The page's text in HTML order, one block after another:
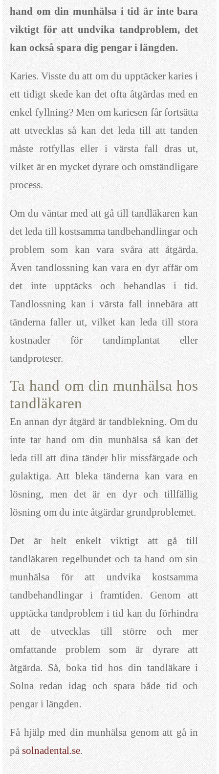
hand om din munhälsa i tid är inte bara
viktigt för att undvika tandproblem, det
kan också spara dig pengar i längden.
Karies. Visste du att om du upptäcker karies i
ett tidigt skede kan det ofta åtgärdas med en
enkel fyllning? Men om kariesen får fortsätta
att utvecklas så kan det leda till att tanden
måste rotfyllas eller i värsta fall dras ut,
vilket är en mycket dyrare och omständligare
process.
Om du väntar med att gå till tandläkaren kan
det leda till kostsamma tandbehandlingar och
problem som kan vara svåra att åtgärda.
Även tandlossning kan vara en dyr affär om
det inte upptäcks och behandlas i tid.
Tandlossning kan i värsta fall innebära att
tänderna faller ut, vilket kan leda till stora
kostnader för tandimplantat eller
tandproteser.
Ta hand om din munhälsa hos
tandläkaren
En annan dyr åtgärd är tandblekning. Om du
inte tar hand om din munhälsa så kan det
leda till att dina tänder blir missfärgade och
gulaktiga. Att bleka tänderna kan vara en
lösning, men det är en dyr och tillfällig
lösning om du inte åtgärdar grundproblemet.
Det är helt enkelt viktigt att gå till
tandläkaren regelbundet och ta hand om sin
munhälsa för att undvika kostsamma
tandbehandlingar i framtiden. Genom att
upptäcka tandproblem i tid kan du förhindra
att de utvecklas till större och mer
omfattande problem som är dyrare att
åtgärda. Så, boka tid hos din tandläkare i
Solna redan idag och spara både tid och
pengar i längden.
Få hjälp med din munhälsa genom att gå in
påsolnadental.se.